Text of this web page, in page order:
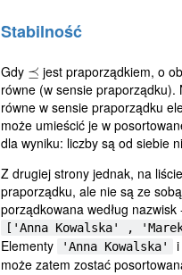
Stabilność
Gdy ⪯
⪯ jest praporządkiem, o
równe (w sensie
równe w sensie praporządku
może umieścić je w
dla wyniku: liczby są od siebie
Z drugiej strony jednak, na
praporządku, ale nie są ze
porządkowana według
['Anna Kowalska' ,
Elementy 'Anna Kowalska'
i
może zatem zostać